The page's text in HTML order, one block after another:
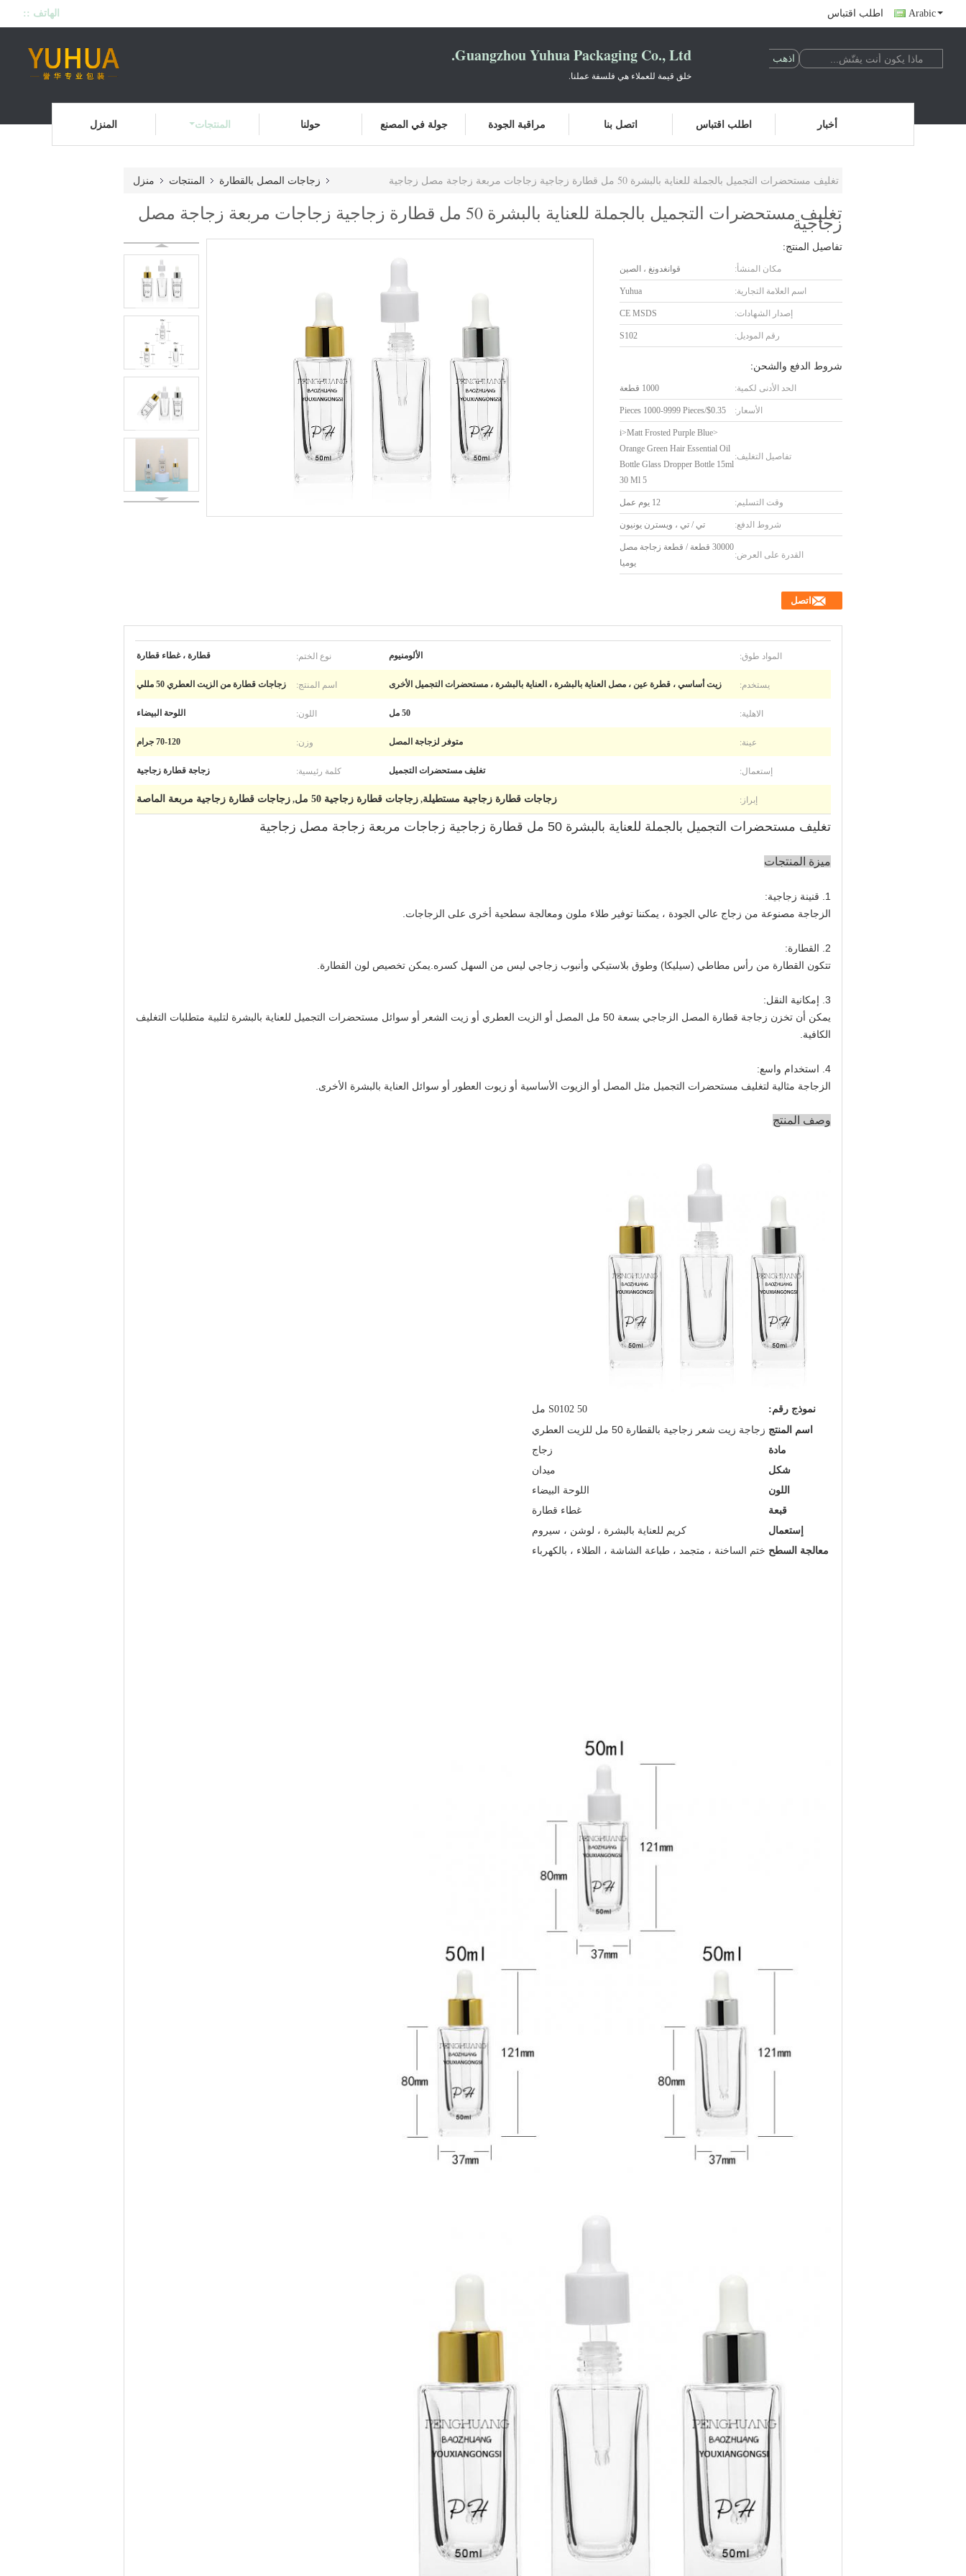
الهاتف :: اطلب اقتباس Arabic
Guangzhou Yuhua Packaging Co., Ltd.
خلق قيمة للعملاء هي فلسفة عملنا.
المنزل المنتجات حولنا جولة في المصنع مراقبة الجودة اتصل بنا اطلب اقتباس أخبار
منزل المنتجات زجاجات المصل بالقطارة تغليف مستحضرات التجميل بالجملة للعناية بالبشرة 50 مل قطارة زجاجية زجاجات مربعة زجاجة مصل زجاجية
تغليف مستحضرات التجميل بالجملة للعناية بالبشرة 50 مل قطارة زجاجية زجاجات مربعة زجاجة مصل زجاجية
تفاصيل المنتج:
مكان المنشأ: قوانغدونغ ، الصين
اسم العلامة التجارية: Yuhua
إصدار الشهادات: CE MSDS
رقم الموديل: S102
شروط الدفع والشحن:
الحد الأدنى لكمية: 1000 قطعة
الأسعار: $0.35/Pieces 1000-9999 Pieces
تفاصيل التغليف:
<i>Matt Frosted Purple Blue
Orange Green Hair Essential Oil
Bottle Glass Dropper Bottle 15ml
30 Ml 5
وقت التسليم: 12 يوم عمل
شروط الدفع: تي / تي ، ويسترن يونيون
القدرة على العرض:
30000 قطعة / قطعة زجاجة مصل
يوميا
اتصل
المواد طوق: الألومنيوم نوع الختم: قطارة ، غطاء قطارة
يستخدم: زيت أساسي ، قطرة عين ، مصل العناية بالبشرة ، العناية بالبشرة ، مستحضرات التجميل الأخرى اسم المنتج: زجاجات قطارة من الزيت العطري 50 مللي
الاهلية: 50 مل اللون: اللوحة البيضاء
عينة: متوفر لزجاجة المصل وزن: 70-120 جرام
إستعمال: تغليف مستحضرات التجميل كلمة رئيسية: زجاجة قطارة زجاجية
إبراز: زجاجات قطارة زجاجية مستطيلة, زجاجات قطارة زجاجية 50 مل , زجاجات قطارة زجاجية مربعة الماصة
تغليف مستحضرات التجميل بالجملة للعناية بالبشرة 50 مل قطارة زجاجية زجاجات مربعة زجاجة مصل زجاجية
ميزة المنتجات
1. قنينة زجاجية:
الزجاجة مصنوعة من زجاج عالي الجودة ، يمكننا توفير طلاء ملون ومعالجة سطحية أخرى على الزجاجات.
2. القطارة:
تتكون القطارة من رأس مطاطي (سيليكا) وطوق بلاستيكي وأنبوب زجاجي ليس من السهل كسره.يمكن تخصيص لون القطارة.
3. إمكانية النقل:
يمكن أن تخزن زجاجة قطارة المصل الزجاجي بسعة 50 مل المصل أو الزيت العطري أو زيت الشعر أو سوائل مستحضرات التجميل للعناية بالبشرة لتلبية متطلبات التغليف
الكافية.
4. استخدام واسع:
الزجاجة مثالية لتغليف مستحضرات التجميل مثل المصل أو الزيوت الأساسية أو زيوت العطور أو سوائل العناية بالبشرة الأخرى.
وصف المنتج
نموذج رقم: S0102 50 مل
اسم المنتج زجاجة زيت شعر زجاجية بالقطارة 50 مل للزيت العطري
مادة
زجاج
شكل
ميدان
اللون
اللوحة البيضاء
قبعة
غطاء قطارة
إستعمال
كريم للعناية بالبشرة ، لوشن ، سيروم
معالجة السطح ختم الساخنة ، متجمد ، طباعة الشاشة ، الطلاء ، بالكهرباء